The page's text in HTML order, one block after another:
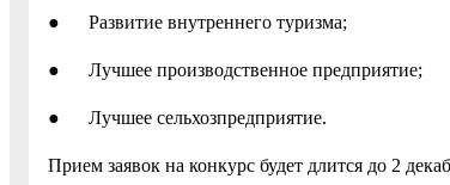
● Развитие внутреннего туризма;
● Лучшее производственное предприятие;
● Лучшее сельхозпредприятие.
Прием заявок на конкурс будет длится до 2